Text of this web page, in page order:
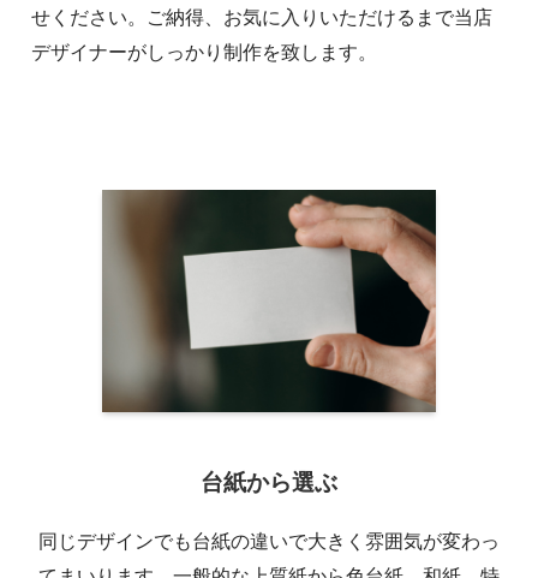
せください。ご納得、お気に入りいただけるまで当店
デザイナーがしっかり制作を致します。
台紙から選ぶ
同じデザインでも台紙の違いで大きく雰囲気が変わっ